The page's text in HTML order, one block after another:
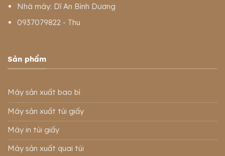
Nhà máy: Dĩ An Bình Dương
0937079822 - Thu
Sản phẩm
Máy sản xuất bao bì
Máy sản xuất túi giấy
Máy in túi giấy
Máy sản xuất quai túi